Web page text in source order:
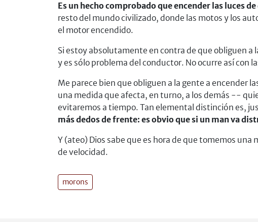
Es un hecho comprobado que encender las luces
resto del mundo civilizado, donde las motos y los
el motor encendido.
Si estoy absolutamente en contra de que obliguen
y es sólo problema del conductor. No ocurre así con
Me parece bien que obliguen a la gente a encender
una medida que afecta, en turno, a los demás --
evitaremos a tiempo. Tan elemental distinción es,
más dedos de frente: es obvio que si un man va
Y (ateo) Dios sabe que es hora de que tomemos
de velocidad.
morons